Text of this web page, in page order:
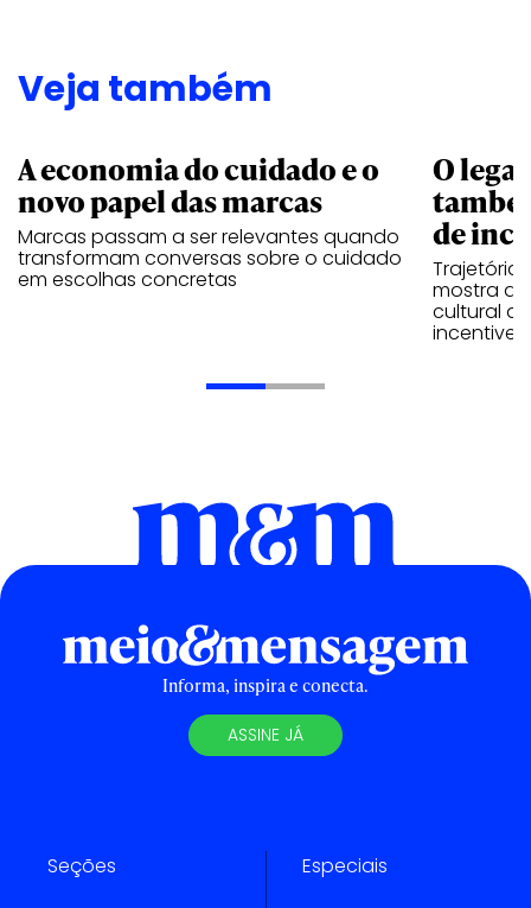
Veja também
A economia do cuidado e o
novo papel das marcas
Marcas passam a ser relevantes quando
transformam conversas sobre o cuidado
em escolhas concretas
O
de
Trajetória
mostra
cultural
incentive
Informa, inspira e conecta.
ASSINE JÁ
Seções Especiais